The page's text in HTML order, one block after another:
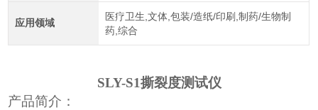
应用领域
医疗卫生,文体,包装/造纸/印刷,制药/生物制
药,综合
SLY-S1撕裂度测试仪
产品简介：